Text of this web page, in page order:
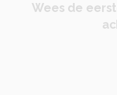
Wees de